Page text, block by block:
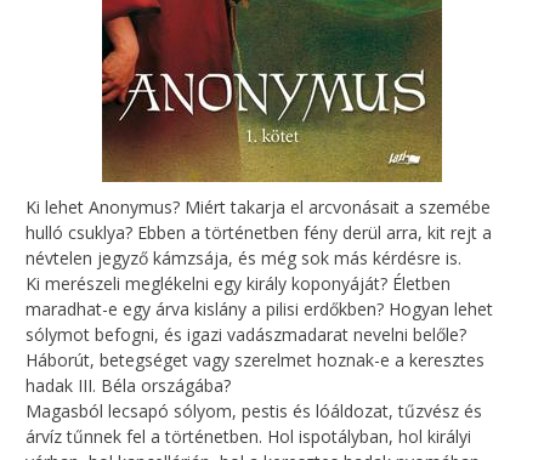
Ki lehet Anonymus? Miért takarja el arcvonásait a szemébe
hulló csuklya? Ebben a történetben fény derül arra, kit rejt a
névtelen jegyző kámzsája, és még sok más kérdésre is.
Ki merészeli meglékelni egy király koponyáját? Életben
maradhat-e egy árva kislány a pilisi erdőkben? Hogyan lehet
sólymot befogni, és igazi vadászmadarat nevelni belőle?
Háborút, betegséget vagy szerelmet hoznak-e a keresztes
hadak III. Béla országába?
Magasból lecsapó sólyom, pestis és lóáldozat, tűzvész és
árvíz tűnnek fel a történetben. Hol ispotályban, hol királyi